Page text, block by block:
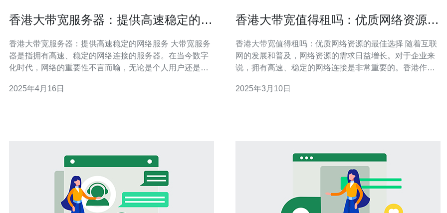
香港大带宽服务器：提供高速稳定的网
香港大带宽服务器：提供高速稳定的网络服务 大带宽服务
器是指拥有高速、稳定的网络连接的服务器。在当今数字
化时代，网络的重要性不言而喻，无论是个人用户还是企
是为了满足这种需求而诞生的。 香港作为国际金融中心和
2025年4月16日
香港大带宽值得租吗：优质网络资源的
香港大带宽值得租吗：优质网络资源的最佳选择 随着互联
网的发展和普及，网络资源的需求日益增长。对于企业来
说，拥有高速、稳定的网络连接是非常重要的。香港作为
础设施和大带宽资源，成为了众多企业寻找高质量网络资
2025年3月10日